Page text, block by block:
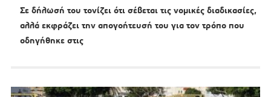
Σε δήλωσή του τονίζει ότι σέβεται τις νομικές διαδικασίες,
αλλά εκφράζει την απογοήτευσή του για τον τρόπο που
οδηγήθηκε στις